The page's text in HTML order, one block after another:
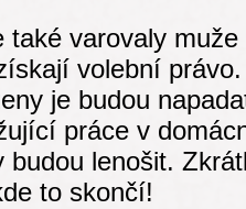
také varovaly
volební právo.
je budou
práce v
budou lenošit.
to skončí!